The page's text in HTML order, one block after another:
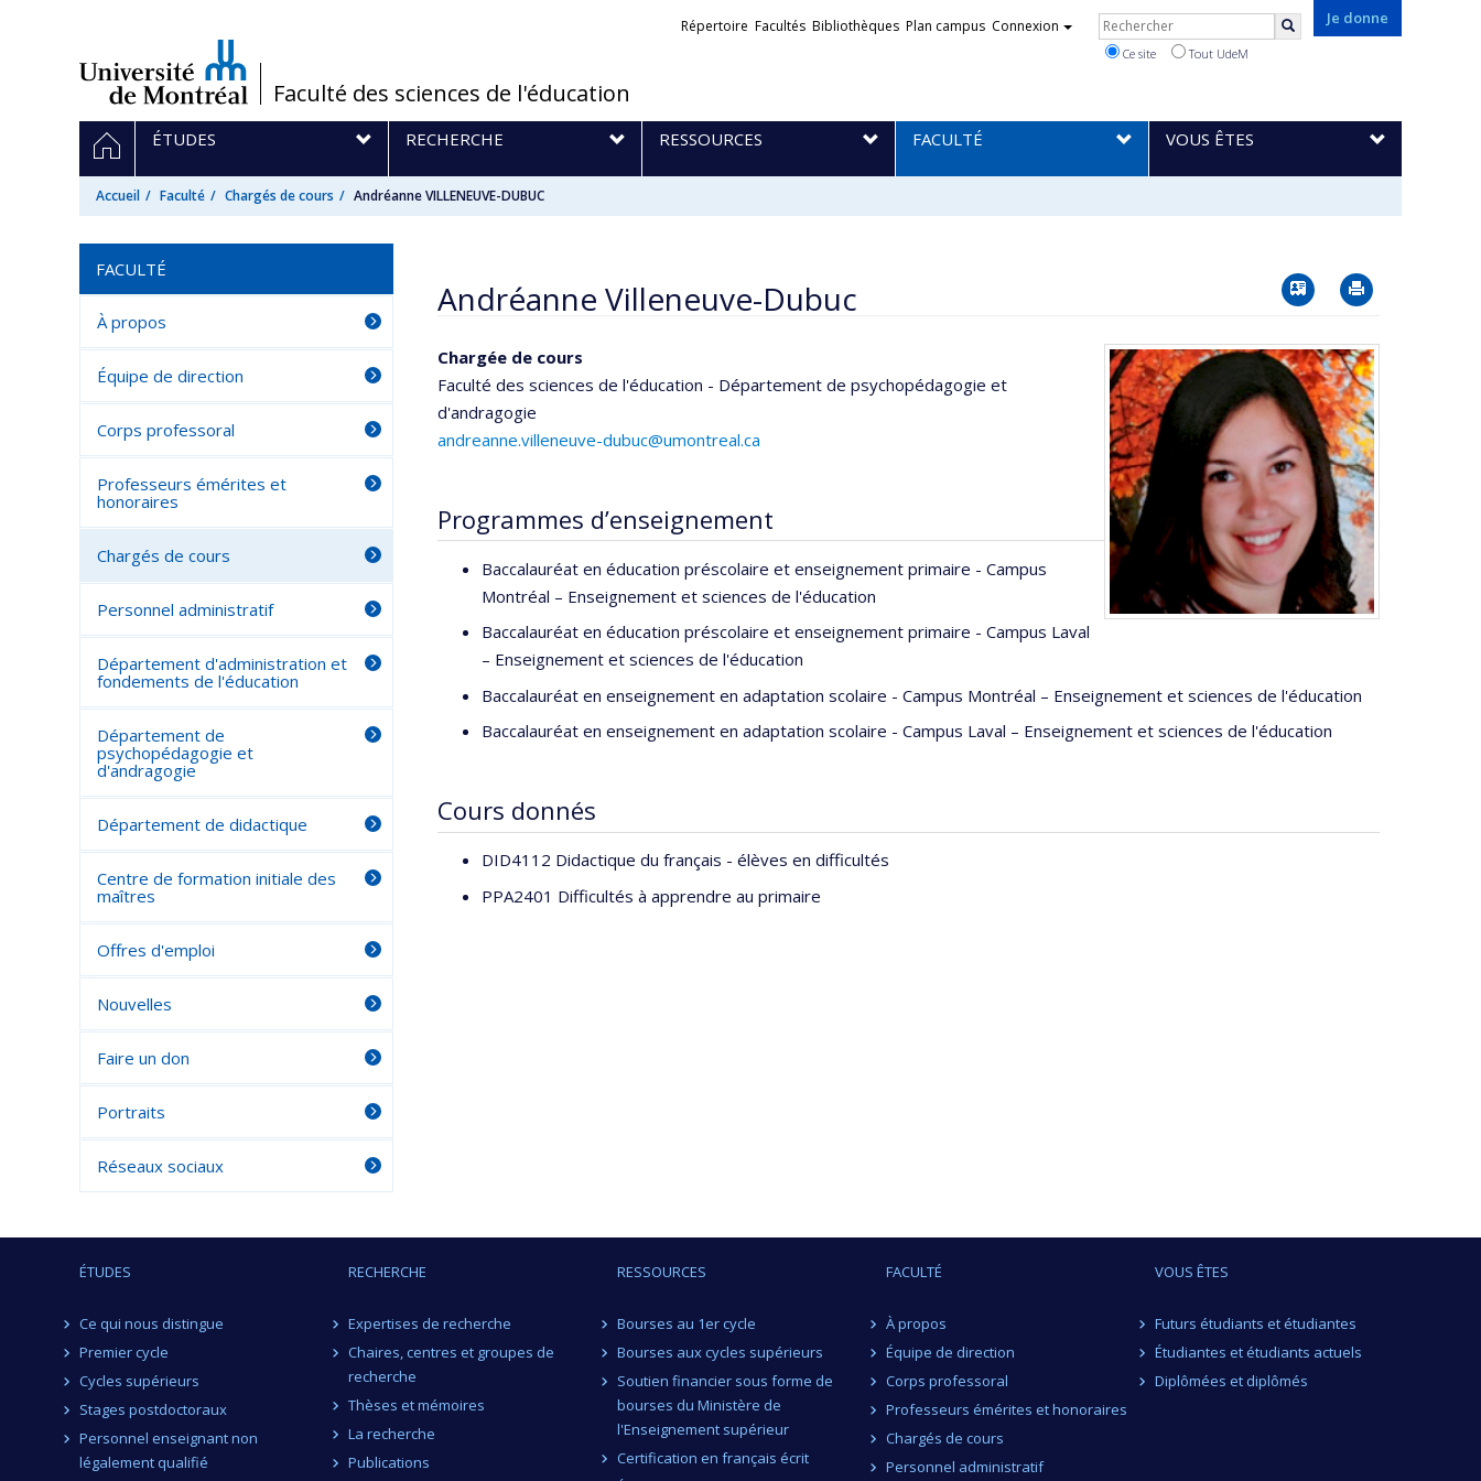
/Faculté des sciences de l'éducation
Je donne
Liens
Répertoire Facultés Bibliothèques Plan campus Connexion Rechercher
Ce site Tout UdeM
Navigation
principale
ACCUEIL
ÉTUDES RECHERCHE RESSOURCES FACULTÉ VOUS ÊTES
Accueil Faculté Chargés de cours Andréanne VILLENEUVE-DUBUC
Andréanne Villeneuve-Dubuc Vcard
Chargée de cours
Faculté des sciences de l'éducation - Département de psychopédagogie et
d'andragogie
andreanne.villeneuve-dubuc@umontreal.ca
Programmes d’enseignement
Baccalauréat en éducation préscolaire et enseignement primaire - Campus
Montréal – Enseignement et sciences de l'éducation
Baccalauréat en éducation préscolaire et enseignement primaire - Campus Laval
– Enseignement et sciences de l'éducation
Baccalauréat en enseignement en adaptation scolaire - Campus Montréal – Enseignement et sciences de l'éducation
Baccalauréat en enseignement en adaptation scolaire - Campus Laval – Enseignement et sciences de l'éducation
Cours donnés
DID4112 Didactique du français - élèves en difficultés
PPA2401 Difficultés à apprendre au primaire
FACULTÉ
À propos
Équipe de direction
Corps professoral
Professeurs émérites et
honoraires
Chargés de cours
Personnel administratif
Département d'administration et
fondements de l'éducation
Département de
psychopédagogie et
d'andragogie
Département de didactique
Centre de formation initiale des
maîtres
Offres d'emploi
Nouvelles
Faire un don
Portraits
Réseaux sociaux
ÉTUDES
Ce qui nous distingue
Premier cycle
Cycles supérieurs
Stages postdoctoraux
Personnel enseignant non
légalement qualifié
RECHERCHE
Expertises de recherche
Chaires, centres et groupes de
recherche
Thèses et mémoires
La recherche
Publications
RESSOURCES
Bourses au 1er cycle
Bourses aux cycles supérieurs
Soutien financier sous forme de
bourses du Ministère de
l'Enseignement supérieur
Certification en français écrit
FACULTÉ
À propos
Équipe de direction
Corps professoral
Professeurs émérites et honoraires
Chargés de cours
Personnel administratif
VOUS ÊTES
Futurs étudiants et étudiantes
Étudiantes et étudiants actuels
Diplômées et diplômés